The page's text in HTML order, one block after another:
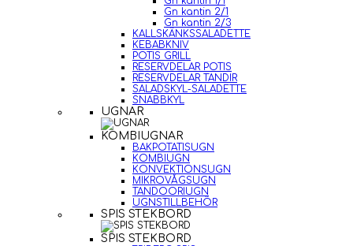
Gn kantin 2/1
Gn kantin 2/3
KALLSKÄNKSSALADETTE
KEBABKNIV
POTIS GRILL
RESERVDELAR POTIS
RESERVDELAR TANDIR
SALADSKYL-SALADETTE
SNABBKYL
UGNAR
KOMBIUGNAR
BAKPOTATISUGN
KOMBIUGN
KONVEKTIONSUGN
MIKROVÅGSUGN
TANDOORIUGN
UGNSTILLBEHÖR
SPIS STEKBORD
SPIS STEKBORD